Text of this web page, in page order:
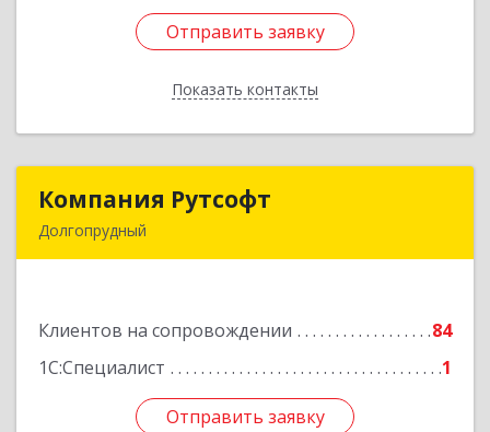
Отправить заявку
Показать контакты
Отправить заявку
Назад
Компания Рутсофт
Долгопрудный
Клиентов на сопровождении
84
1С:Специалист
1
Отправить заявку
Компания Рутсофт
Подробнее
Отправить заявку